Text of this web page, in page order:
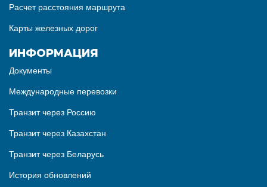
Расчет расстояния маршрута
Карты железных дорог
ИНФОРМАЦИЯ
Документы
Международные перевозки
Транзит через Россию
Транзит через Казахстан
Транзит через Беларусь
История обновлений